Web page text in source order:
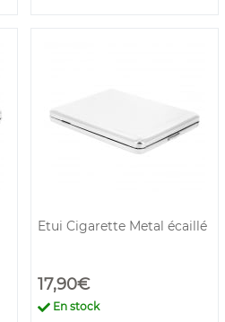
Etui Cigarette Metal écaillé
17,90€
En stock